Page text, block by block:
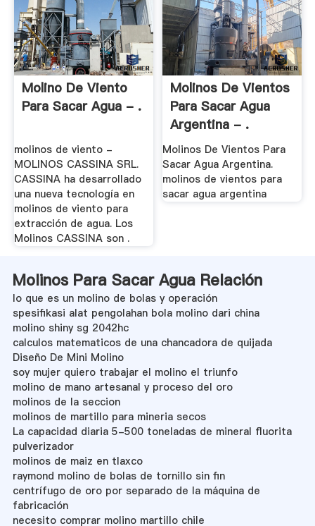
Molino De Viento
Para Sacar Agua - .
molinos de viento -
MOLINOS CASSINA SRL.
CASSINA ha desarrollado
una nueva tecnología en
molinos de viento para
extracción de agua. Los
Molinos CASSINA son .
Molinos De Vientos
Para Sacar Agua
Argentina - .
Molinos De Vientos Para
Sacar Agua Argentina.
molinos de vientos para
sacar agua argentina
Molinos Para Sacar Agua Relación
lo que es un molino de bolas y operación
spesifikasi alat pengolahan bola molino dari china
molino shiny sg 2042hc
calculos matematicos de una chancadora de quijada
Diseño De Mini Molino
soy mujer quiero trabajar el molino el triunfo
molino de mano artesanal y proceso del oro
molinos de la seccion
molinos de martillo para mineria secos
La capacidad diaria 5-500 toneladas de mineral fluorita
pulverizador
molinos de maiz en tlaxco
raymond molino de bolas de tornillo sin fin
centrífugo de oro por separado de la máquina de
fabricación
necesito comprar molino martillo chile